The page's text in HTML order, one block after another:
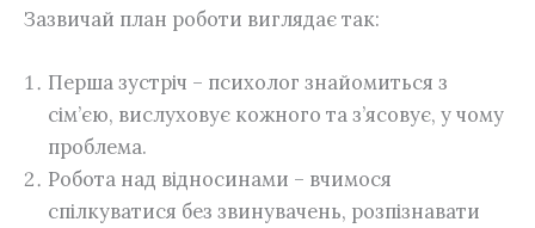
Зазвичай план роботи виглядає так:
Перша зустріч – психолог знайомиться з
сім’єю, вислуховує кожного та з’ясовує, у чому
проблема.
Робота над відносинами – вчимося
спілкуватися без звинувачень, розпізнавати